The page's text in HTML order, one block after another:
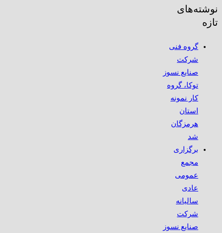
نوشته‌های
تازه
گروه فنی
شرکت
صنایع نسوز
توکا، گروه
کار نمونه
استان
هرمزگان
شد
برگزاری
مجمع
عمومی
عادی
سالیانه
شرکت
صنایع نسوز